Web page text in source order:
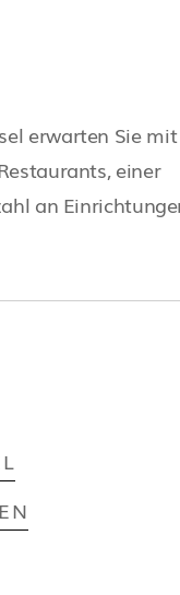
erwarten Sie mit
einer
an